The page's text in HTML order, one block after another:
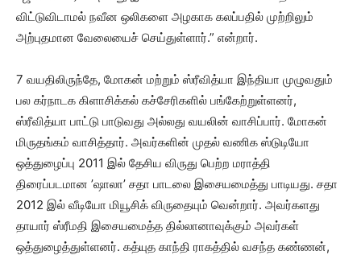
விட்டுவிடாமல் நவீன ஒலிகளை அழகாக கலப்பதில் முற்றிலும்
அற்புதமான வேலையைச் செய்துள்ளார்.” என்றார்.
7 வயதிலிருந்தே, மோகன் மற்றும் ஸ்ரீவித்யா இந்தியா முழுவதும்
பல கர்நாடக கிளாசிக்கல் கச்சேரிகளில் பங்கேற்றுள்ளனர்,
ஸ்ரீவித்யா பாட்டு பாடுவது அல்லது வயலின் வாசிப்பார். மோகன்
மிருதங்கம் வாசித்தார். அவர்களின் முதல் வணிக ஸ்டுடியோ
ஒத்துழைப்பு 2011 இல் தேசிய விருது பெற்ற மராத்தி
திரைப்படமான ’ஷாலா’ சதா பாடலை இசையமைத்து பாடியது. சதா
2012 இல் வீடியோ மியூசிக் விருதையும் வென்றார். அவர்களது
தாயார் ஸ்ரீமதி இசையமைத்த தில்லானாவுக்கும் அவர்கள்
ஒத்துழைத்துள்ளனர். கத்யுத காந்தி ராகத்தில் வசந்த கண்ணன்,